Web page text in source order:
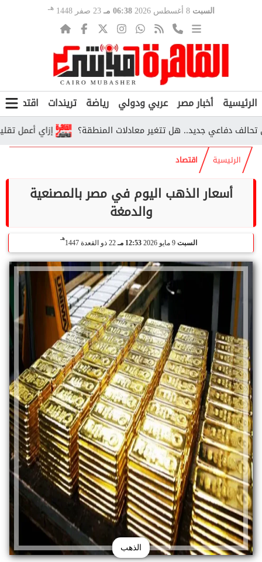
السبت 8 أغسطس 2026 06:38 مـ 23 صفر 1448 هـ
الرئيسية أخبار مصر عربي ودولي رياضة تريندات اقتصاد
إزاي أعمل تقليل اغتراب 2026؟.. الخطوات والشروط دفاعي جديد.. هل تتغير معادلات المنطقة؟
الرئيسية اقتصاد
أسعار الذهب اليوم في مصر بالمصنعية
والدمغة
السبت 12:53 مـ 22 ذو القعدة 1447
هـ
الذهب